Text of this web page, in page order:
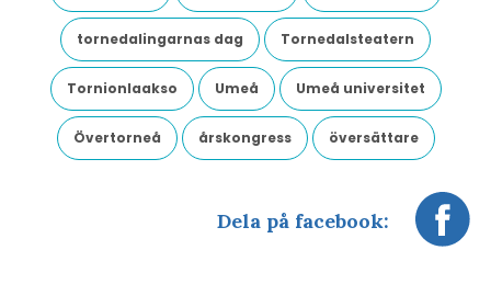
tornedalingarnas dag Tornedalsteatern
Tornionlaakso Umeå Umeå universitet
Övertorneå årskongress översättare
Dela på facebook: